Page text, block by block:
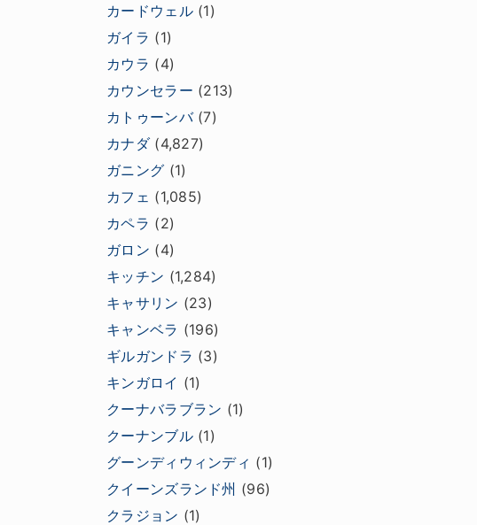
カードウェル(1)
ガイラ (1)
カウラ (4)
カウンセラー (213)
カトゥーンバ(7)
カナダ(4,827)
ガニング (1)
カフェ (1,085)
カペラ (2)
ガロン (4)
キッチン (1,284)
キャサリン (23)
キャンベラ (196)
ギルガンドラ (3)
キンガロイ (1)
クーナバラブラン (1)
クーナンブル(1)
グーンディウィンディ (1)
クイーンズランド州 (96)
クラジョン (1)